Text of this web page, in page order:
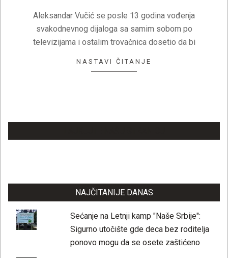
Aleksandar Vučić se posle 13 godina vođenja
svakodnevnog dijaloga sa samim sobom po
televizijama i ostalim trovačnica dosetio da bi
NASTAVI ČITANJE
NAJČITANIJE DANAS
Sećanje na Letnji kamp "Naše Srbije":
Sigurno utočište gde deca bez roditelja
ponovo mogu da se osete zaštićeno